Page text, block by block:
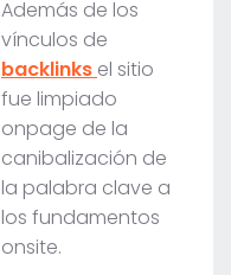
Además de los
vínculos de
backlinks el sitio
fue limpiado
onpage de la
canibalización de
la palabra clave a
los fundamentos
onsite.